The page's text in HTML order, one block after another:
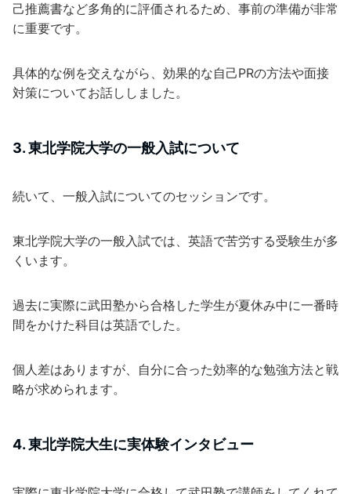
己推薦書など多角的に評価されるため、事前の準備が非常
に重要です。
具体的な例を交えながら、効果的な自己PRの方法や面接
対策についてお話ししました。
3. 東北学院大学の一般入試について
続いて、一般入試についてのセッションです。
東北学院大学の一般入試では、英語で苦労する受験生が多
くいます。
過去に実際に武田塾から合格した学生が夏休み中に一番時
間をかけた科目は英語でした。
個人差はありますが、自分に合った効率的な勉強方法と戦
略が求められます。
4. 東北学院大生に実体験インタビュー